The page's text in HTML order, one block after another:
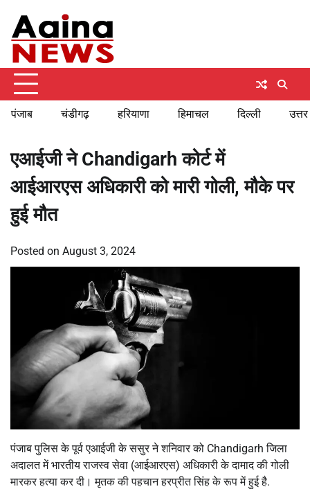
content
पंजाब चंडीगढ़ हरियाणा हिमाचल दिल्ली
एआईजी ने Chandigarh कोर्ट में
आईआरएस अधिकारी को मारी गोली, मौके पर
हुई मौत
Posted on August 3, 2024
पंजाब पुलिस के पूर्व एआईजी के ससुर ने शनिवार को Chandigarh जिला
अदालत में भारतीय राजस्व सेवा (आईआरएस) अधिकारी के दामाद की गोली
मारकर हत्या कर दी। मृतक की पहचान हरप्रीत सिंह के रूप में हुई है.